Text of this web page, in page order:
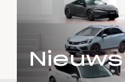
Nieuws